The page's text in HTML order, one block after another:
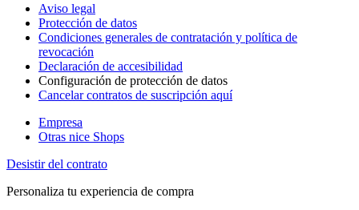
Aviso legal
Protección de datos
Condiciones generales de contratación y política de
revocación
Declaración de accesibilidad
Configuración de protección de datos
Cancelar contratos de suscripción aquí
Empresa
Otras nice Shops
Desistir del contrato
Personaliza tu experiencia de compra